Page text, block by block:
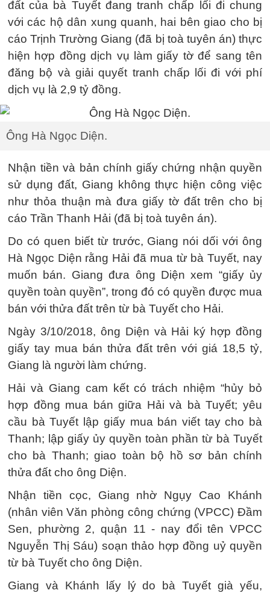
đất của bà Tuyết đang tranh chấp lối đi chung
với các hộ dân xung quanh, hai bên giao cho bị
cáo Trịnh Trường Giang (đã bị toà tuyên án) thực
hiện hợp đồng dịch vụ làm giấy tờ để sang tên
đăng bộ và giải quyết tranh chấp lối đi với phí
dịch vụ là 2,9 tỷ đồng.
Ông Hà Ngọc Diện.
Nhận tiền và bản chính giấy chứng nhận quyền
sử dụng đất, Giang không thực hiện công việc
như thỏa thuận mà đưa giấy tờ đất trên cho bị
cáo Trần Thanh Hải (đã bị toà tuyên án).
Do có quen biết từ trước, Giang nói dối với ông
Hà Ngọc Diện rằng Hải đã mua từ bà Tuyết, nay
muốn bán. Giang đưa ông Diện xem “giấy ủy
quyền toàn quyền”, trong đó có quyền được mua
bán với thửa đất trên từ bà Tuyết cho Hải.
Ngày 3/10/2018, ông Diện và Hải ký hợp đồng
giấy tay mua bán thửa đất trên với giá 18,5 tỷ,
Giang là người làm chứng.
Hải và Giang cam kết có trách nhiệm “hủy bỏ
hợp đồng mua bán giữa Hải và bà Tuyết; yêu
cầu bà Tuyết lập giấy mua bán viết tay cho bà
Thanh; lập giấy ủy quyền toàn phần từ bà Tuyết
cho bà Thanh; giao toàn bộ hồ sơ bản chính
thửa đất cho ông Diện.
Nhận tiền cọc, Giang nhờ Ngụy Cao Khánh
(nhân viên Văn phòng công chứng (VPCC) Đầm
Sen, phường 2, quận 11 - nay đổi tên VPCC
Nguyễn Thị Sáu) soạn thảo hợp đồng uỷ quyền
từ bà Tuyết cho ông Diện.
Giang và Khánh lấy lý do bà Tuyết già yếu,